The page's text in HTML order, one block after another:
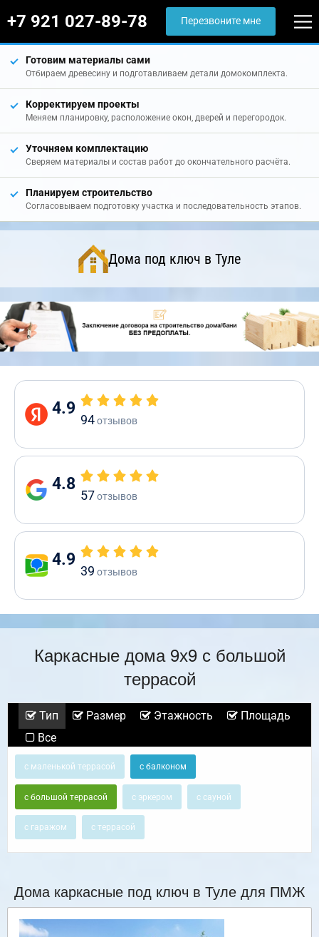
+7 921 027-89-78 Перезвоните мне
Готовим материалы сами
Отбираем древесину и подготавливаем детали домокомплекта.
Корректируем проекты
Меняем планировку, расположение окон, дверей и перегородок.
Уточняем комплектацию
Сверяем материалы и состав работ до окончательного расчёта.
Планируем строительство
Согласовываем подготовку участка и последовательность этапов.
Дома под ключ в Туле
4.9
94отзывов
4.8
57отзывов
4.9
39 отзывов
Каркасные дома 9х9 с большой
террасой
Тип Размер Этажность
Площадь
Все
с маленькой террасой с балконом
с большой террасой с эркером с сауной
с гаражом с террасой
Дома каркасные под ключ в Туле для ПМЖ